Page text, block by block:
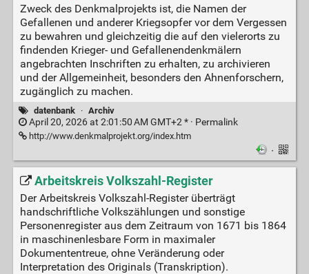
Zweck des Denkmalprojekts ist, die Namen der
Gefallenen und anderer Kriegsopfer vor dem Vergessen
zu bewahren und gleichzeitig die auf den vielerorts zu
findenden Krieger- und Gefallenendenkmälern
angebrachten Inschriften zu erhalten, zu archivieren
und der Allgemeinheit, besonders den Ahnenforschern,
zugänglich zu machen.
datenbank · Archiv
April 20, 2026 at 2:01:50 AM GMT+2 * · Permalink
http://www.denkmalprojekt.org/index.htm
·
Arbeitskreis Volkszahl-Register
Der Arbeitskreis Volkszahl-Register überträgt
handschriftliche Volkszählungen und sonstige
Personenregister aus dem Zeitraum von 1671 bis 1864
in maschinenlesbare Form in maximaler
Dokumententreue, ohne Veränderung oder
Interpretation des Originals (Transkription).